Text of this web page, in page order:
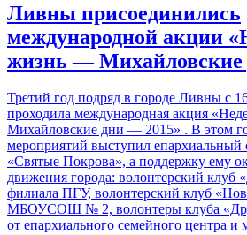
Ливны присоединились
международной акции
жизнь — Михайловские
Третий год подряд в городе Ливны с
проходила международная акция
Михайловские дни — 2015» . В этом
мероприятий выступил
«Святые Покрова», а поддержку ему
движения города: волонтерский клуб
филиала ПГУ, волонтерский клуб
МБОУСОШ № 2, волонтеры клуба
от епархиального семейного центра и